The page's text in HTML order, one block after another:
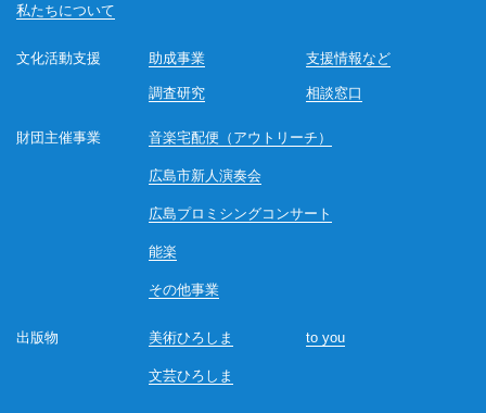
私たちについて
文化活動支援 助成事業
調査研究 相談窓口
支援情報など
財団主催事業 音楽宅配便（アウトリーチ）
広島市新人演奏会
広島プロミシングコンサート
能楽
その他事業
出版物 美術ひろしま
文芸ひろしま
to you